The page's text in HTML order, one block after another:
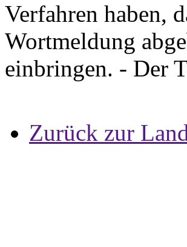
Verfahren haben,
Wortmeldung
einbringen. - Der
Zurück zur